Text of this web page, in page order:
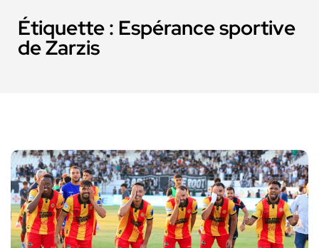
Étiquette : Espérance sportive
de Zarzis